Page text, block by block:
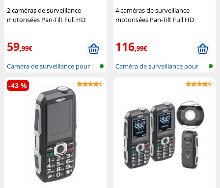
2 caméras de surveillance
motorisées Pan-Tilt Full HD
59,99€
Caméra de surveillance pour
réseau...
4 caméras de surveillance
motorisées Pan-Tilt Full HD
116,99€
Caméra de surveillance pour
-43 %